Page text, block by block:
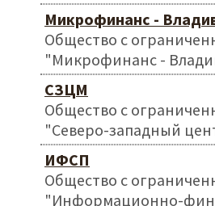
Микрофинанс -
Общество с
"Микрофинанс -
СЗЦМ
Общество с
"Северо-западный
ИФСП
Общество с
"Информационно-